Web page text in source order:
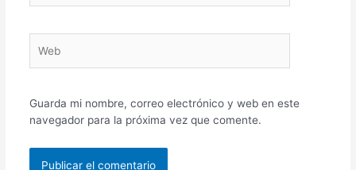
Guarda mi nombre, correo electrónico y web en este
navegador para la próxima vez que comente.